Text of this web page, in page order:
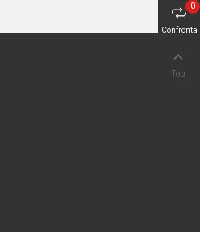
Confronta
0

Top